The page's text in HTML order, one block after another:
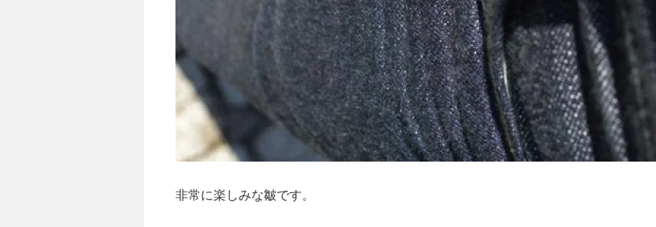
非常に楽しみな皺です。